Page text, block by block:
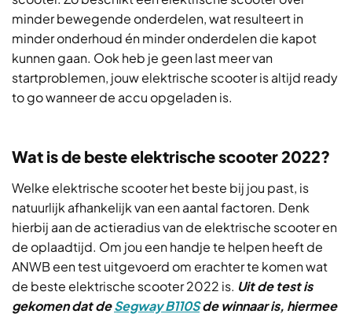
minder bewegende onderdelen, wat resulteert in
minder onderhoud én minder onderdelen die kapot
kunnen gaan. Ook heb je geen last meer van
startproblemen, jouw elektrische scooter is altijd ready
to go wanneer de accu opgeladen is.
Wat is de beste elektrische scooter 2022?
Welke elektrische scooter het beste bij jou past, is
natuurlijk afhankelijk van een aantal factoren. Denk
hierbij aan de actieradius van de elektrische scooter en
de oplaadtijd. Om jou een handje te helpen heeft de
ANWB een test uitgevoerd om erachter te komen wat
de beste elektrische scooter 2022 is. Uit de test is
gekomen dat deSegway B110Sde winnaar is, hiermee